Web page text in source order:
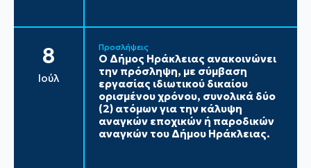
8
Ιούλ
Προσλήψεις
Ο Δήμος Ηράκλειας ανακοινώνει
την πρόσληψη, με σύμβαση
εργασίας ιδιωτικού δικαίου
ορισμένου χρόνου, συνολικά δύο
(2) ατόμων για την κάλυψη
αναγκών εποχικών ή παροδικών
αναγκών του Δήμου Ηράκλειας.